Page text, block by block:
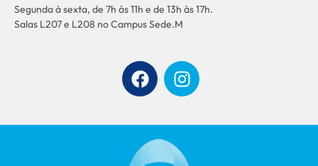
Segunda à sexta, de 7h às 11h e de 13h às 17h.
Salas L207 e L208 no Campus Sede.M